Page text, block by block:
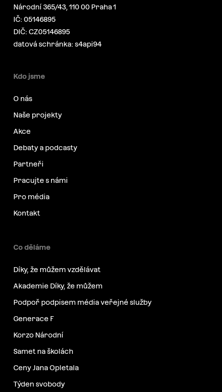
Národní 365/43, 110 00 Praha 1
IČ: 05146895
DIČ: CZ05146895
datová schránka: s4api94
Kdo jsme
O nás
Naše projekty
Akce
Debaty a podcasty
Partneři
Pracujte s námi
Pro média
Kontakt
Co děláme
Díky, že můžem vzdělávat
Akademie Díky, že můžem
Podpoř podpisem média veřejné služby
Generace F
Korzo Národní
Samet na školách
Ceny Jana Opletala
Týden svobody